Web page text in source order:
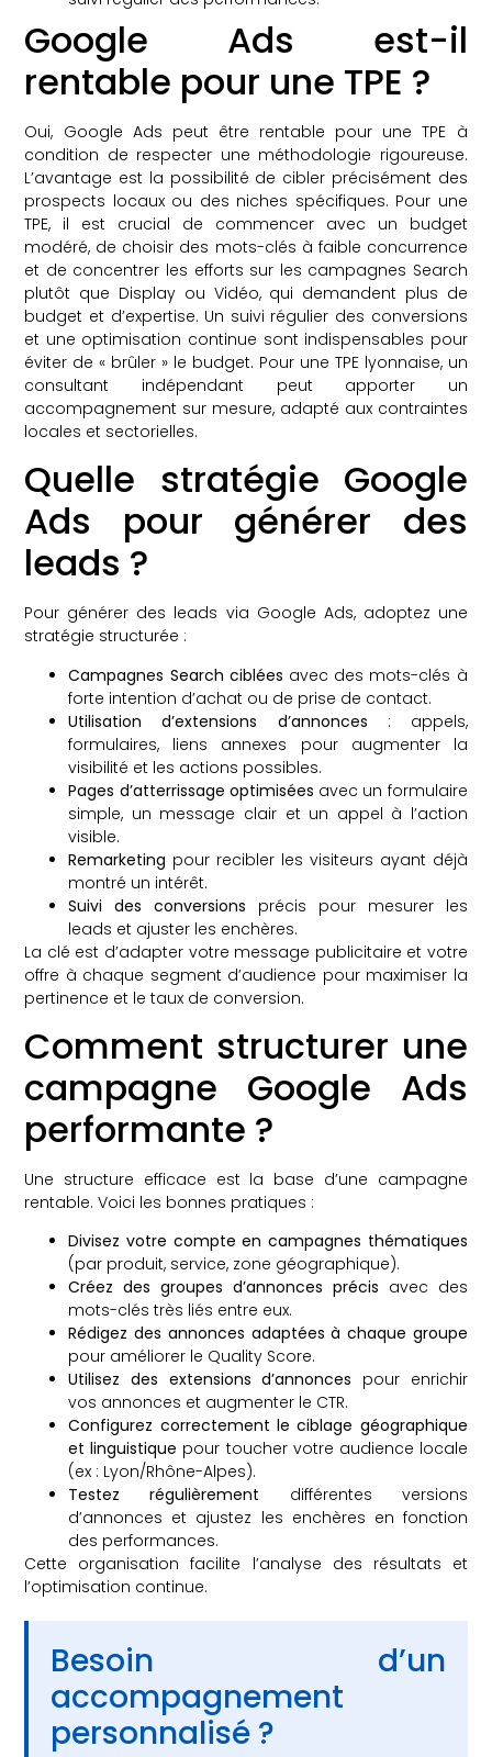
Google Ads est-il
rentable pour une TPE ?
Oui, Google Ads peut être rentable pour une TPE à
condition de respecter une méthodologie rigoureuse.
L’avantage est la possibilité de cibler précisément des
prospects locaux ou des niches spécifiques. Pour une
TPE, il est crucial de commencer avec un budget
modéré, de choisir des mots-clés à faible concurrence
et de concentrer les efforts sur les campagnes Search
plutôt que Display ou Vidéo, qui demandent plus de
budget et d’expertise. Un suivi régulier des conversions
et une optimisation continue sont indispensables pour
éviter de « brûler » le budget. Pour une TPE lyonnaise, un
consultant indépendant peut apporter un
accompagnement sur mesure, adapté aux contraintes
locales et sectorielles.
Quelle stratégie Google
Ads pour générer des
leads ?
Pour générer des leads via Google Ads, adoptez une
stratégie structurée :
Campagnes Search ciblées avec des mots-clés à
forte intention d’achat ou de prise de contact.
Utilisation d’extensions d’annonces : appels,
formulaires, liens annexes pour augmenter la
visibilité et les actions possibles.
Pages d’atterrissage optimisées avec un formulaire
simple, un message clair et un appel à l’action
visible.
Remarketing pour recibler les visiteurs ayant déjà
montré un intérêt.
Suivi des conversions précis pour mesurer les
leads et ajuster les enchères.
La clé est d’adapter votre message publicitaire et votre
offre à chaque segment d’audience pour maximiser la
pertinence et le taux de conversion.
Comment structurer une
campagne Google Ads
performante ?
Une structure efficace est la base d’une campagne
rentable. Voici les bonnes pratiques :
Divisez votre compte en campagnes thématiques
(par produit, service, zone géographique).
Créez des groupes d’annonces précis avec des
mots-clés très liés entre eux.
Rédigez des annonces adaptées à chaque groupe
pour améliorer le Quality Score.
Utilisez des extensions d’annonces pour enrichir
vos annonces et augmenter le CTR.
Configurez correctement le ciblage géographique
et linguistique pour toucher votre audience locale
(ex : Lyon/Rhône-Alpes).
Testez régulièrement différentes versions
d’annonces et ajustez les enchères en fonction
des performances.
Cette organisation facilite l’analyse des résultats et
l’optimisation continue.
Besoin d’un
accompagnement
personnalisé ?